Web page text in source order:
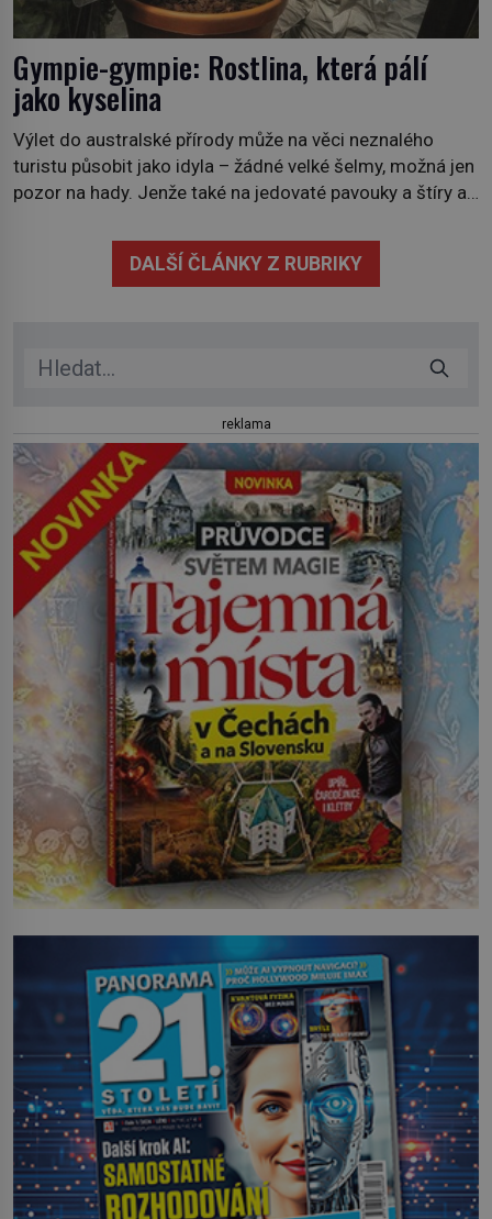
Gympie-gympie: Rostlina, která pálí
jako kyselina
Výlet do australské přírody může na věci neznalého
turistu působit jako idyla – žádné velké šelmy, možná jen
pozor na hady. Jenže také na jedovaté pavouky a štíry a
Stačí letmý dotyk a ozve se pronikavá bolest, která
přetrvává i týdny. Nenápadný tento […]
DALŠÍ ČLÁNKY Z RUBRIKY
reklama